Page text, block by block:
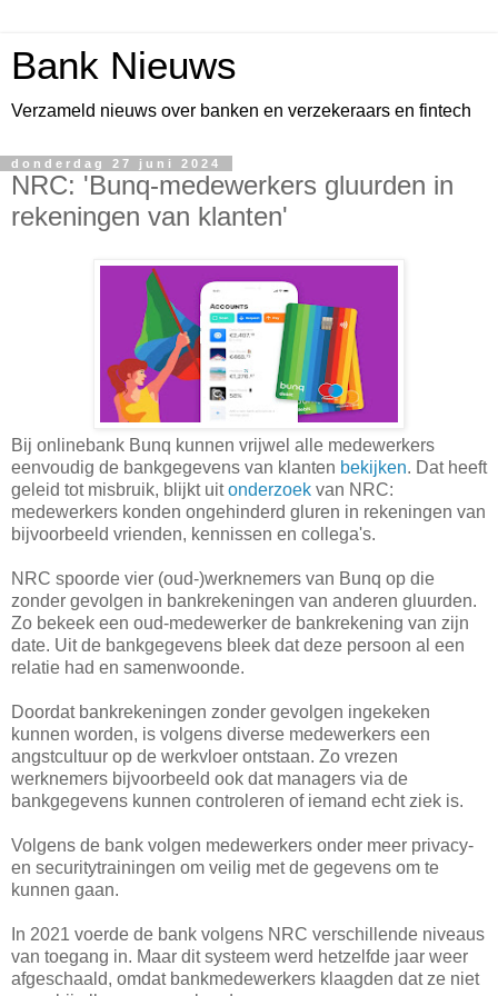
Bank Nieuws
Verzameld nieuws over banken en verzekeraars en fintech
donderdag 27 juni 2024
NRC: 'Bunq-medewerkers gluurden in
rekeningen van klanten'
Bij onlinebank Bunq kunnen vrijwel alle medewerkers
eenvoudig de bankgegevens van klanten bekijken. Dat heeft
geleid tot misbruik, blijkt uitonderzoek van NRC:
medewerkers konden ongehinderd gluren in rekeningen van
bijvoorbeeld vrienden, kennissen en collega's.
NRC spoorde vier (oud-)werknemers van Bunq op die
zonder gevolgen in bankrekeningen van anderen gluurden.
Zo bekeek een oud-medewerker de bankrekening van zijn
date. Uit de bankgegevens bleek dat deze persoon al een
relatie had en samenwoonde.
Doordat bankrekeningen zonder gevolgen ingekeken
kunnen worden, is volgens diverse medewerkers een
angstcultuur op de werkvloer ontstaan. Zo vrezen
werknemers bijvoorbeeld ook dat managers via de
bankgegevens kunnen controleren of iemand echt ziek is.
Volgens de bank volgen medewerkers onder meer privacy-
en securitytrainingen om veilig met de gegevens om te
kunnen gaan.
In 2021 voerde de bank volgens NRC verschillende niveaus
van toegang in. Maar dit systeem werd hetzelfde jaar weer
afgeschaald, omdat bankmedewerkers klaagden dat ze niet